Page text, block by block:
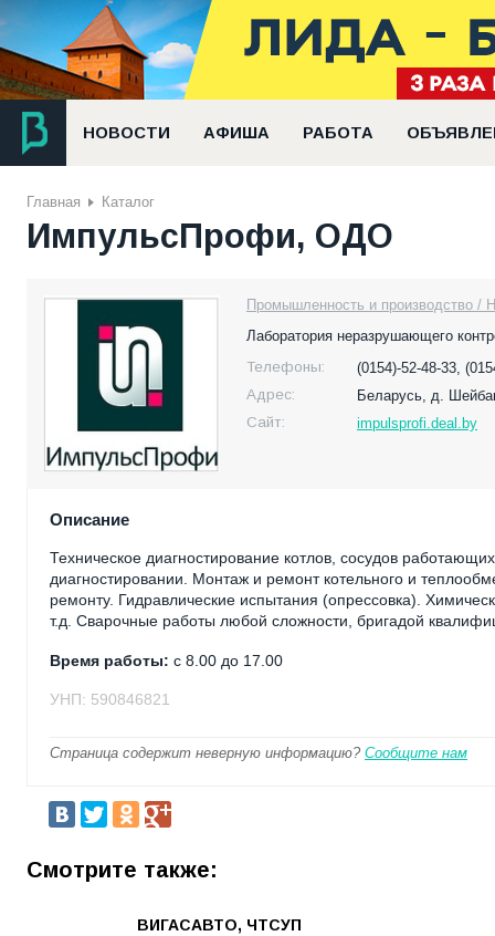
НОВОСТИ АФИША РАБОТА
Главная Каталог
ИмпульсПрофи, ОДО
Промышленность и производство /
Лаборатория неразрушающего
Телефоны:
(0154)-52-48-33,
Адрес:
Беларусь, д.
Сайт:
impulsprofi.deal.by
Описание
Техническое диагностирование котлов, сосудов
диагностировании. Монтаж и ремонт котельного и
ремонту. Гидравлические испытания (опрессовка).
т.д. Сварочные работы любой сложности, бригадой
Время работы: с 8.00 до 17.00
УНП: 590846821
Страница содержит неверную информацию? Сообщите нам
Смотрите также:
ВИГАСАВТО, ЧТСУП